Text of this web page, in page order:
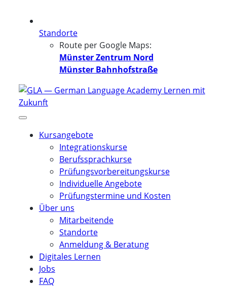
Standorte
Route per Google Maps:
Münster Zentrum Nord
Münster Bahnhofstraße
Kursangebote
Integrationskurse
Berufssprachkurse
Prüfungsvorbereitungskurse
Individuelle Angebote
Prüfungstermine und Kosten
Über uns
Mitarbeitende
Standorte
Anmeldung & Beratung
Digitales Lernen
Jobs
FAQ